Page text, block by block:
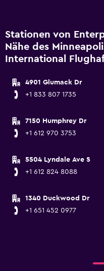
Stationen von
Nähe des
International
4901 Glumack Dr
+1 833 807 1735
7150 Humphrey Dr
+1 612 970 3753
5504 Lyndale Ave S
+1 612 824 8088
1340 Duckwood Dr
+1 651 452 0977